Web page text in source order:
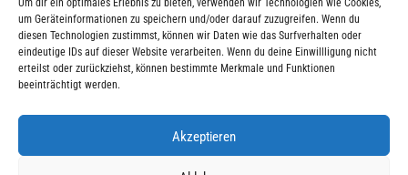
um Geräteinformationen zu speichern und/oder darauf zuzugreifen. Wenn du
diesen Technologien zustimmst, können wir Daten wie das Surfverhalten oder
eindeutige IDs auf dieser Website verarbeiten. Wenn du deine Einwillligung nicht
erteilst oder zurückziehst, können bestimmte Merkmale und Funktionen
beeinträchtigt werden.
Akzeptieren